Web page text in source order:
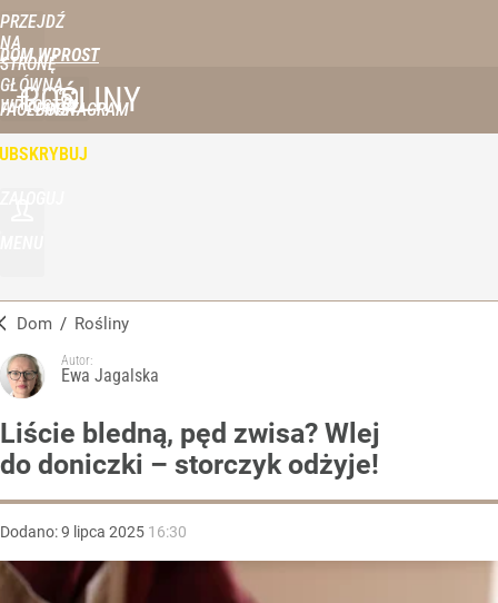
PRZEJDŹ
NA
STRONĘ
GŁÓWNĄ
WPROST.PL
DOM WPROST
FACEBOOKINSTAGRAM
ROŚLINY
Dom / Rośliny
Autor:
Ewa Jagalska
Liście bledną, pęd zwisa? Wlej
do doniczki – storczyk odżyje!
Dodano:9 lipca 2025 16:30